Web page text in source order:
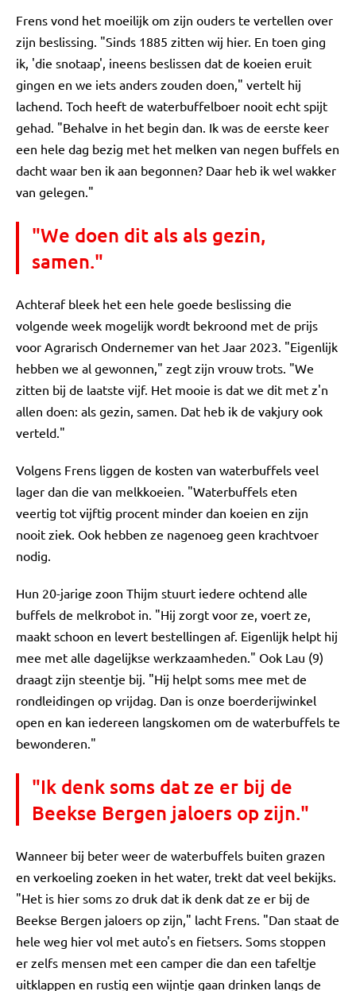
Frens vond het moeilijk om zijn ouders te vertellen over
zijn beslissing. "Sinds 1885 zitten wij hier. En toen ging
ik, 'die snotaap', ineens beslissen dat de koeien eruit
gingen en we iets anders zouden doen," vertelt hij
lachend. Toch heeft de waterbuffelboer nooit echt spijt
gehad. "Behalve in het begin dan. Ik was de eerste keer
een hele dag bezig met het melken van negen buffels en
dacht waar ben ik aan begonnen? Daar heb ik wel wakker
van gelegen."
"We doen dit als als gezin,
samen."
Achteraf bleek het een hele goede beslissing die
volgende week mogelijk wordt bekroond met de prijs
voor Agrarisch Ondernemer van het Jaar 2023. "Eigenlijk
hebben we al gewonnen," zegt zijn vrouw trots. "We
zitten bij de laatste vijf. Het mooie is dat we dit met z'n
allen doen: als gezin, samen. Dat heb ik de vakjury ook
verteld."
Volgens Frens liggen de kosten van waterbuffels veel
lager dan die van melkkoeien. "Waterbuffels eten
veertig tot vijftig procent minder dan koeien en zijn
nooit ziek. Ook hebben ze nagenoeg geen krachtvoer
nodig.
Hun 20-jarige zoon Thijm stuurt iedere ochtend alle
buffels de melkrobot in. "Hij zorgt voor ze, voert ze,
maakt schoon en levert bestellingen af. Eigenlijk helpt hij
mee met alle dagelijkse werkzaamheden." Ook Lau (9)
draagt zijn steentje bij. "Hij helpt soms mee met de
rondleidingen op vrijdag. Dan is onze boerderijwinkel
open en kan iedereen langskomen om de waterbuffels te
bewonderen."
"Ik denk soms dat ze er bij de
Beekse Bergen jaloers op zijn."
Wanneer bij beter weer de waterbuffels buiten grazen
en verkoeling zoeken in het water, trekt dat veel bekijks.
"Het is hier soms zo druk dat ik denk dat ze er bij de
Beekse Bergen jaloers op zijn," lacht Frens. "Dan staat de
hele weg hier vol met auto's en fietsers. Soms stoppen
er zelfs mensen met een camper die dan een tafeltje
uitklappen en rustig een wijntje gaan drinken langs de